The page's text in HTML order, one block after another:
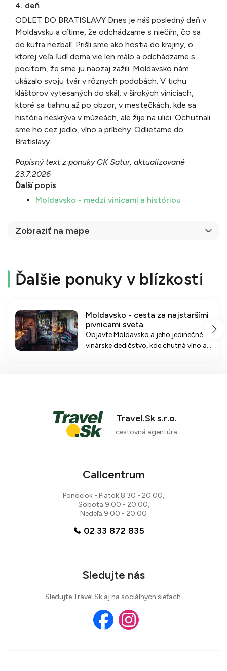
4. deň
ODLET DO BRATISLAVY Dnes je náš posledný deň v
Moldavsku a cítime, že odchádzame s niečím, čo sa
do kufra nezbalí. Prišli sme ako hostia do krajiny, o
ktorej veľa ľudí doma vie len málo a odchádzame s
pocitom, že sme ju naozaj zažili. Moldavsko nám
ukázalo svoju tvár v rôznych podobách. V tichu
kláštorov vytesaných do skál, v širokých viniciach,
ktoré sa tiahnu až po obzor, v mestečkách, kde sa
história neskrýva v múzeách, ale žije na ulici. Ochutnali
sme ho cez jedlo, víno a príbehy. Odlietame do
Bratislavy.
Popisný text z ponuky CK Satur, aktualizované
23.7.2026
Ďalší popis
Moldavsko - medzi vinicami a históriou
Zobraziť na mape
Ďalšie ponuky v blízkosti
Moldavsko - cesta za najstaršími
pivnicami sveta
Objavte Moldavsko a jeho jedinečné
vinárske dedičstvo, kde chutná víno a
Travel.Sk s.r.o.
cestovná agentúra
Callcentrum
Pondelok - Piatok 8:30 - 20:00,
Sobota 9:00 - 20:00,
Nedeľa 9:00 - 20:00
02 33 872 835
Sledujte nás
Sledujte Travel.Sk aj na sociálnych sieťach.